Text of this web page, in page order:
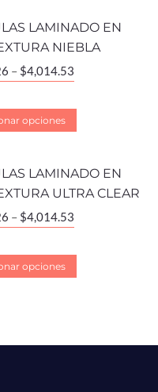
LAMINADO EN
NIEBLA
– $4,014.53
opciones
LAMINADO EN
ULTRA CLEAR
– $4,014.53
opciones